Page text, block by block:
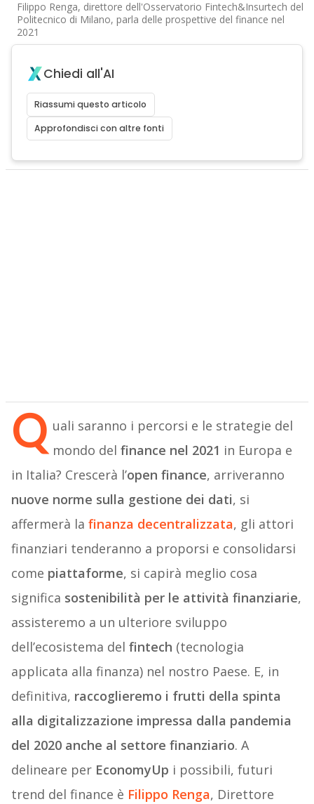
Filippo Renga, direttore dell'Osservatorio Fintech&Insurtech del
Politecnico di Milano, parla delle prospettive del finance nel
2021
Chiedi all'AI
Riassumi questo articolo
Approfondisci con altre fonti
Q uali saranno i percorsi e le strategie del
mondo del finance nel 2021 in Europa e
in Italia? Crescerà l’open finance, arriveranno
nuove norme sulla gestione dei dati, si
affermerà la finanza decentralizzata, gli attori
finanziari tenderanno a proporsi e consolidarsi
come piattaforme, si capirà meglio cosa
significa sostenibilità per le attività finanziarie,
assisteremo a un ulteriore sviluppo
dell’ecosistema del fintech (tecnologia
applicata alla finanza) nel nostro Paese. E, in
definitiva, raccoglieremo i frutti della spinta
alla digitalizzazione impressa dalla pandemia
del 2020 anche al settore finanziario. A
delineare per EconomyUp i possibili, futuri
trend del finance è Filippo Renga, Direttore